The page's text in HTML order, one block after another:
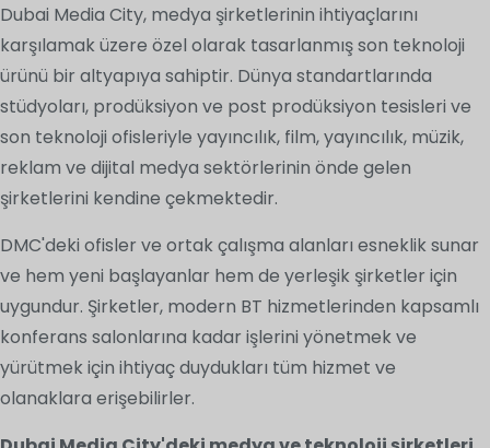
Dubai Media City, medya şirketlerinin ihtiyaçlarını
karşılamak üzere özel olarak tasarlanmış son teknoloji
ürünü bir altyapıya sahiptir. Dünya standartlarında
stüdyoları, prodüksiyon ve post prodüksiyon tesisleri ve
son teknoloji ofisleriyle yayıncılık, film, yayıncılık, müzik,
reklam ve dijital medya sektörlerinin önde gelen
şirketlerini kendine çekmektedir.
DMC'deki ofisler ve ortak çalışma alanları esneklik sunar
ve hem yeni başlayanlar hem de yerleşik şirketler için
uygundur. Şirketler, modern BT hizmetlerinden kapsamlı
konferans salonlarına kadar işlerini yönetmek ve
yürütmek için ihtiyaç duydukları tüm hizmet ve
olanaklara erişebilirler.